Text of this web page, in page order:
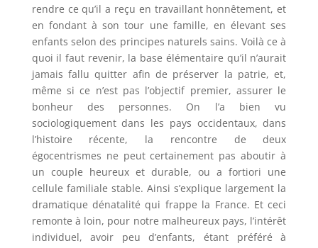
rendre ce qu’il a reçu en travaillant honnêtement, et
en fondant à son tour une famille, en élevant ses
enfants selon des principes naturels sains. Voilà ce à
quoi il faut revenir, la base élémentaire qu’il n’aurait
jamais fallu quitter afin de préserver la patrie, et,
même si ce n’est pas l’objectif premier, assurer le
bonheur des personnes. On l’a bien vu
sociologiquement dans les pays occidentaux, dans
l’histoire récente, la rencontre de deux
égocentrismes ne peut certainement pas aboutir à
un couple heureux et durable, ou a fortiori une
cellule familiale stable. Ainsi s’explique largement la
dramatique dénatalité qui frappe la France. Et ceci
remonte à loin, pour notre malheureux pays, l’intérêt
individuel, avoir peu d’enfants, étant préféré à